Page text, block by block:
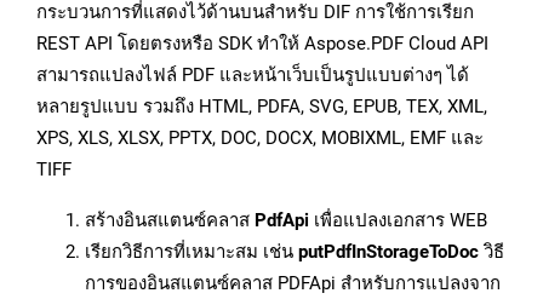
กระบวนการที่แสดงไว้ด้านบนสำหรับ DIF การใช้การเรียก
REST API โดยตรงหรือ SDK ทำให้ Aspose.PDF Cloud API
สามารถแปลงไฟล์ PDF และหน้าเว็บเป็นรูปแบบต่างๆ ได้
หลายรูปแบบ รวมถึง HTML, PDFA, SVG, EPUB, TEX, XML,
XPS, XLS, XLSX, PPTX, DOC, DOCX, MOBIXML, EMF และ
TIFF
สร้างอินสแตนซ์คลาส PdfApi เพื่อแปลงเอกสาร WEB
เรียกวิธีการที่เหมาะสม เช่น putPdfInStorageToDoc วิธี
การของอินสแตนซ์คลาส PDFApi สำหรับการแปลงจาก